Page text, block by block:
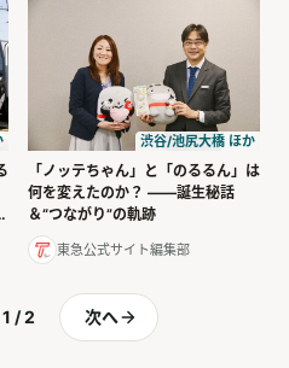
渋谷/池尻大橋 ほか
「ノッテちゃん」と「のるるん」は
何を変えたのか？ ――誕生秘話
＆“つながり”の軌跡
東急公式サイト編集部
1 / 2 次へ